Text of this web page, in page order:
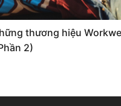
thương hiệu
2)